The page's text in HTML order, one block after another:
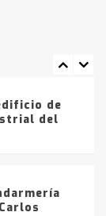
en la
de
del